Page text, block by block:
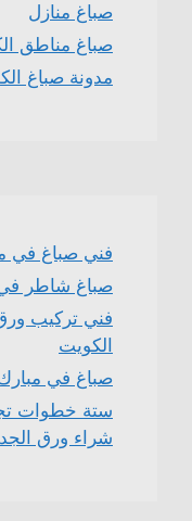
صباغ منازل
صباغ مناطق
مدونة صباغ
فني صباغ في
صباغ شاطر
فني تركيب
الكويت
صباغ في مبارك
ستة خطوات
شراء ورق